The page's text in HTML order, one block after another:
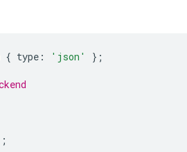
{ type : 'json' };